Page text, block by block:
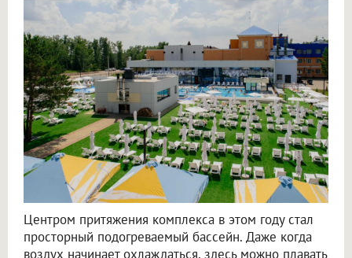
Центром притяжения комплекса в этом году стал
просторный подогреваемый бассейн. Даже когда
воздух начинает охлаждаться, здесь можно плавать